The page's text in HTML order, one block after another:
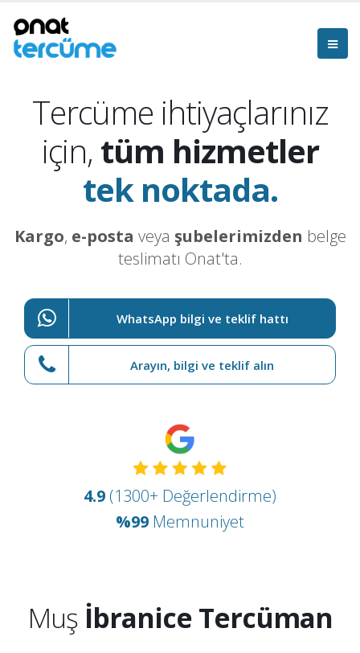
Tercüme ihtiyaçlarınız
için, tüm hizmetler
tek noktada.
Kargo, e-posta veya şubelerimizden belge
teslimatı Onat'ta.
WhatsApp bilgi ve teklif hattı
Arayın, bilgi ve teklif alın
4.9 (1300+ Değerlendirme)
%99 Memnuniyet
Muş İbranice Tercüman